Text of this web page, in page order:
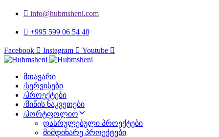
info@hubmsheni.com​
+995 599 06 54 40
Facebook Instagram Youtube
მთავარი
/სერვისები
/პროექტები
/მიწის ნაკვეთები
/პორტფოლიო
დასრულებული პროექტები
მიმდინარე პროექტები